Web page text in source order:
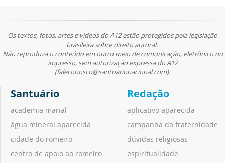
Os textos, fotos, artes e vídeos do A12 estão protegidos pela legislação
brasileira sobre direito autoral.
Não reproduza o conteúdo em outro meio de comunicação, eletrônico ou
impresso, sem autorização expressa do A12
(faleconosco@santuarionacional.com).
Santuário
academia marial
água mineral aparecida
cidade do romeiro
centro de apoio ao romeiro
Redação
aplicativo aparecida
campanha da fraternidade
dúvidas religiosas
espiritualidade